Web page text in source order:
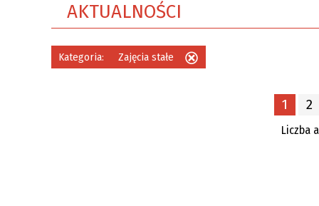
AKTUALNOŚCI
Kategoria: Zajęcia stałe
1 2
Liczba